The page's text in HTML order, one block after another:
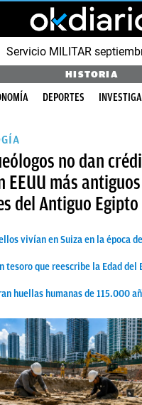
Servicio MILITAR
HISTORIA
DEPORTES
no dan
EEUU más
del Antiguo Egipto
vivían en Suiza en la época
tesoro que reescribe la Edad del
huellas humanas de 115.000